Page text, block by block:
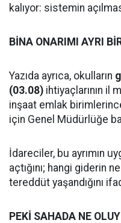
kalıyor: sistemin
BİNA ONARIMI AYRI
Yazıda ayrıca, okulların
(03.08) ihtiyaçlarının il
inşaat emlak
için Genel Müdürlüğe
İdareciler, bu ayrımın
açtığını; hangi giderin
tereddüt yaşandığını
PEKİ SAHADA NE